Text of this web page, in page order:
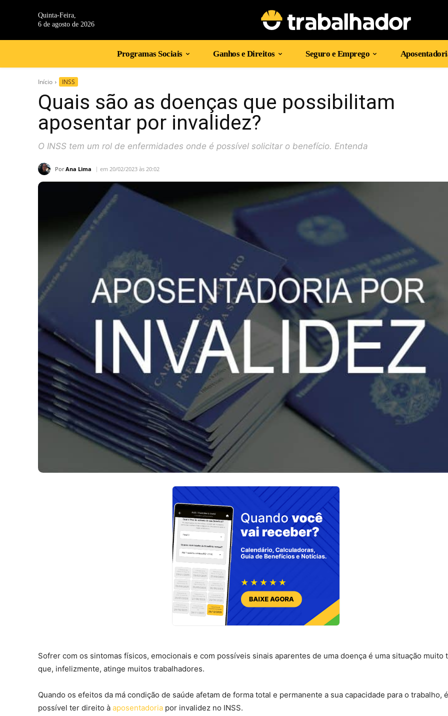
Quinta-Feira,
6 de agosto de 2026
Programas Sociais Ganhos e Direitos Seguro e Emprego
Início INSS
Quais são as doenças que possibilitam
aposentar por invalidez?
O INSS tem um rol de enfermidades onde é possível solicitar o benefício. Entenda
Por Ana Lima em 20/02/2023 às 20:02
Sofrer com os sintomas físicos, emocionais e com possíveis sinais aparentes de uma doença é uma situação muito
que, infelizmente, atinge muitos trabalhadores.
Quando os efeitos da má condição de saúde afetam de forma total e permanente a sua capacidade para o trabalho, é
possível ter direito à aposentadoria por invalidez no INSS.